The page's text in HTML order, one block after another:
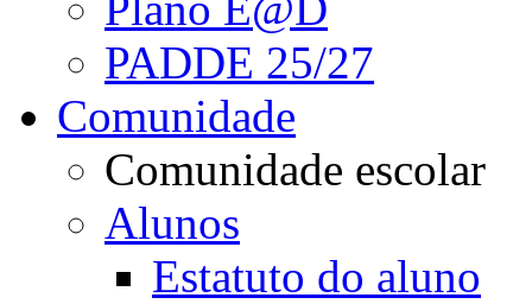
PADDE 25/27
Comunidade
Comunidade escolar
Alunos
Estatuto do aluno